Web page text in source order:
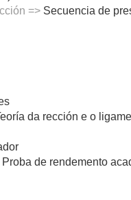
=> Secuencia de
da rección e o
Proba de rendemento